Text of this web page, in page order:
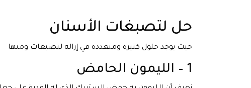
حل لتصبغات الأسنان
حيث يوجد حلول كثيرة ومتعددة في إزالة لتصبغات ومنها
1 – الليمون الحامض